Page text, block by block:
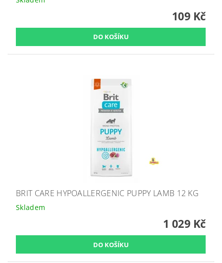
109 Kč
BRIT CARE HYPOALLERGENIC PUPPY LAMB 12 KG
Skladem
1 029 Kč